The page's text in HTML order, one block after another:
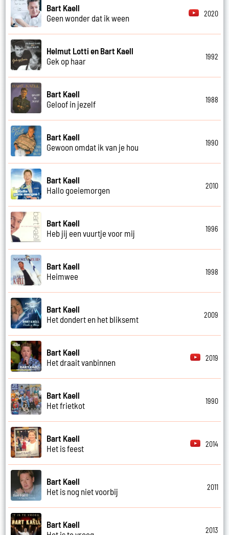
Bart Kaell
Geen wonder dat ik ween
2020
Helmut Lotti en Bart Kaell
Gek op haar
1992
Bart Kaell
Geloof in jezelf
1988
Bart Kaell
Gewoon omdat ik van je hou
1990
Bart Kaell
Hallo goeiemorgen
2010
Bart Kaell
Heb jij een vuurtje voor mij
1996
Bart Kaell
Heimwee
1998
Bart Kaell
Het dondert en het bliksemt
2009
Bart Kaell
Het draait vanbinnen
2019
Bart Kaell
Het frietkot
1990
Bart Kaell
Het is feest
2014
Bart Kaell
Het is nog niet voorbij
2011
Bart Kaell
2013